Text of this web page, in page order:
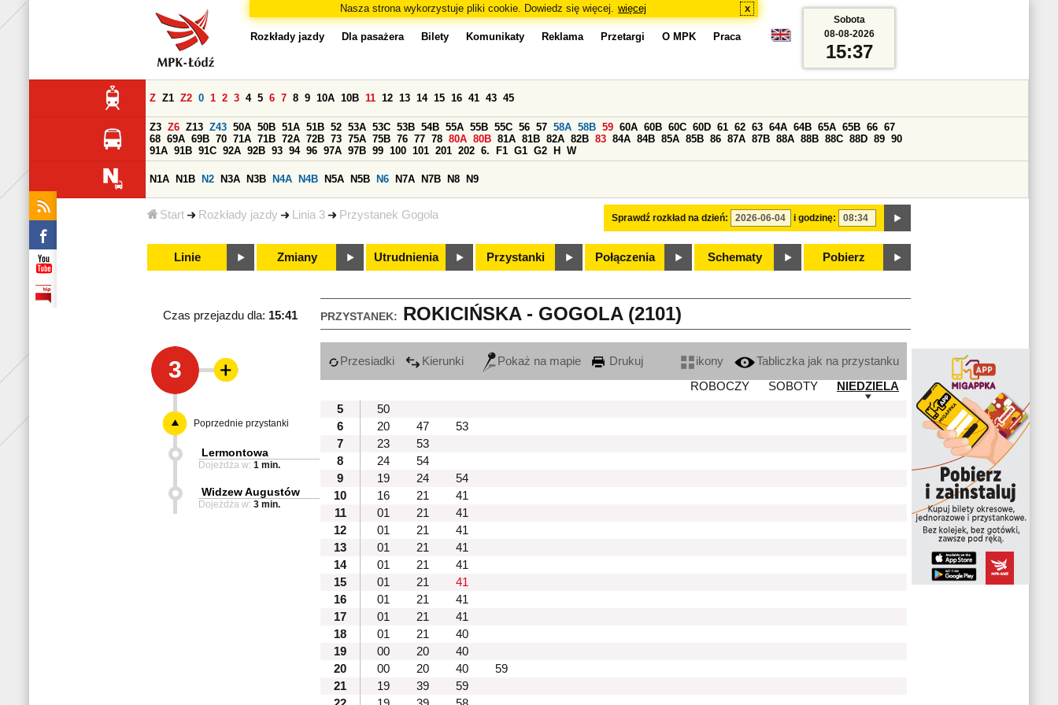
Nasza strona wykorzystuje pliki cookie. Dowiedz się więcej. więcej x
Start Rozkłady jazdy Linia 3 Przystanek Gogola
Rozkłady jazdy Dla pasażera Bilety Komunikaty Reklama Przetargi O MPK Praca
Sprawdź rozkład na dzień: i godzinę:
Z Z1 Z2 0 1 2 3 4 5 6 7 8 9 10A 10B 11 12 13 14 15 16 41 43 45
Z3 Z6 Z13 Z43 50A 50B 51A 51B 52 53A 53C 53B 54B 55A 55B 55C 56 57 58A 58B 59 60A 60B 60C 60D 61 62 63 64A 64B 65A 65B 66 67
68 69A 69B 70 71A 71B 72A 72B 73 75A 75B 76 77 78 80A 80B 81A 81B 82A 82B 83 84A 84B 85A 85B 86 87A 87B 88A 88B 88C 88D 89 90
91A 91B 91C 92A 92B 93 94 96 97A 97B 99 100 101 201 202 6. F1 G1 G2 H W
N1A N1B N2 N3A N3B N4A N4B N5A N5B N6 N7A N7B N8 N9
Linie Zmiany Utrudnienia Przystanki Połączenia Schematy Pobierz
Sobota
08-08-2026
15:37
PRZYSTANEK: ROKICIŃSKA - GOGOLA (2101)
Czas przejazdu dla: 15:41
3 Przesiadki Kierunki Pokaż na mapie Drukuj ikony
Tabliczka jak na przystanku
ROBOCZY
SOBOTY
NIEDZIELA
5
50
6
20 47
53
7
23
53
8
24
54
9
19 24
54
10
16 21
41
11
01 21
41
12
01 21
41
13
01 21
41
14
01 21
41
15
01 21
41
16
01 21
41
17
01 21
41
18
01 21
40
19
00 20
40
20
00 20 40
59
21
19 39
59
Poprzednie przystanki
Lermontowa
Dojeżdża w: 1 min.
Widzew Augustów
Dojeżdża w: 3 min.